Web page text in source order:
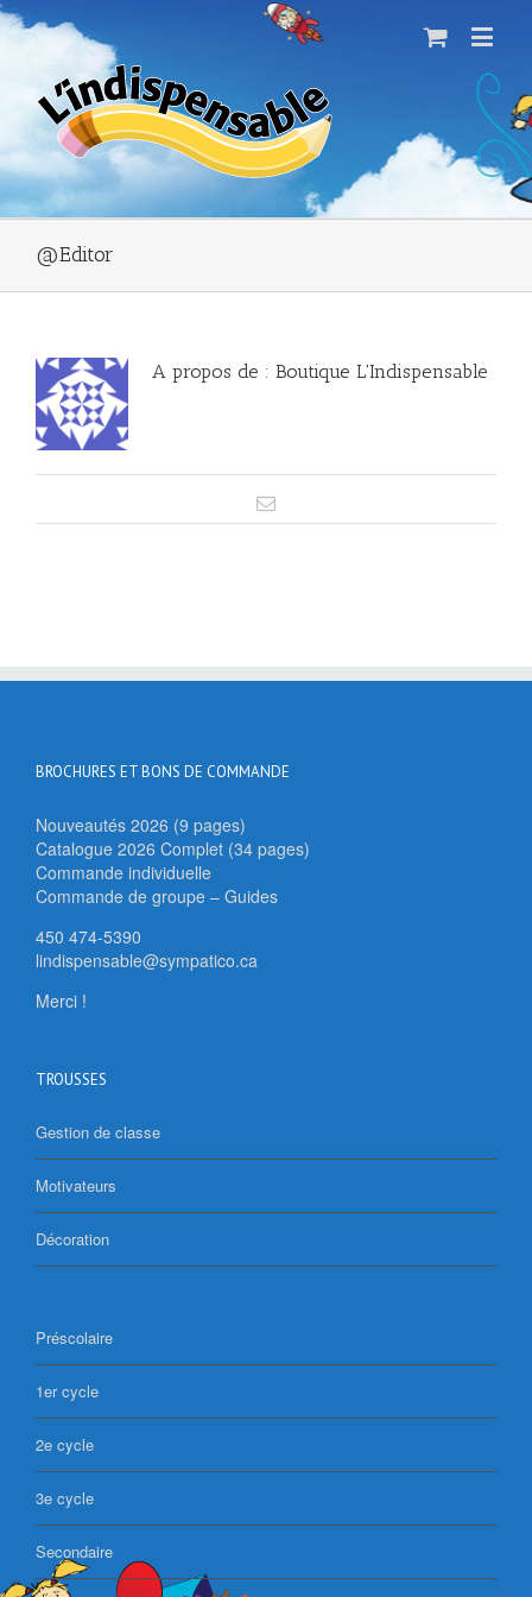
@Editor
A propos de : Boutique L'Indispensable
BROCHURES ET BONS DE COMMANDE
Nouveautés 2026 (9 pages)
Catalogue 2026 Complet (34 pages)
Commande individuelle
Commande de groupe – Guides
450 474-5390
lindispensable@sympatico.ca
Merci !
TROUSSES
Gestion de classe
Motivateurs
Décoration
Préscolaire
1er cycle
2e cycle
3e cycle
Secondaire